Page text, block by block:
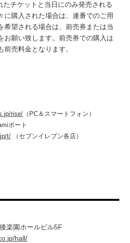
チケットと当日にのみ発売される
に購入された場合は、連番でのご用
希望される場合は、前売券または当
お願い致します。前売券での購入は
前売料金となります。
rise/ （PC＆スマートフォン）
ポート
t/ （セブンイレブン各店）
楽園ホールビル5F
hall/